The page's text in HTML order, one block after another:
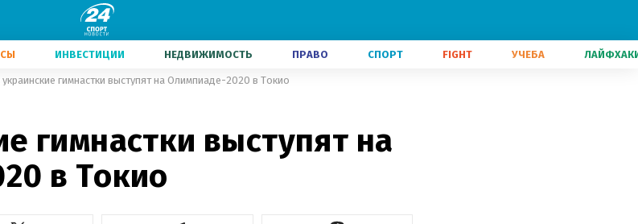
ИНВЕСТИЦИИ НЕДВИЖИМОСТЬ ПРАВО СПОРТ FIGHT УЧЕБА
гимнастки выступят на Олимпиаде-2020 в Токио
гимнастки выступят на
в Токио